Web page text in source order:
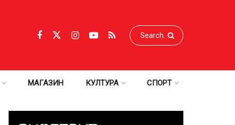
МАГАЗИН КУЛТУРА СПОРТ